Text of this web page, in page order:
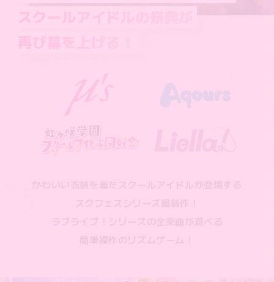
スクールアイドルの祭典が
再び幕を上げる！
かわいい衣装を着たスクールアイドルが
登場する
スクフェスシリーズ最新作！
ラブライブ！シリーズの全楽曲が遊べる
簡単操作のリズムゲーム！